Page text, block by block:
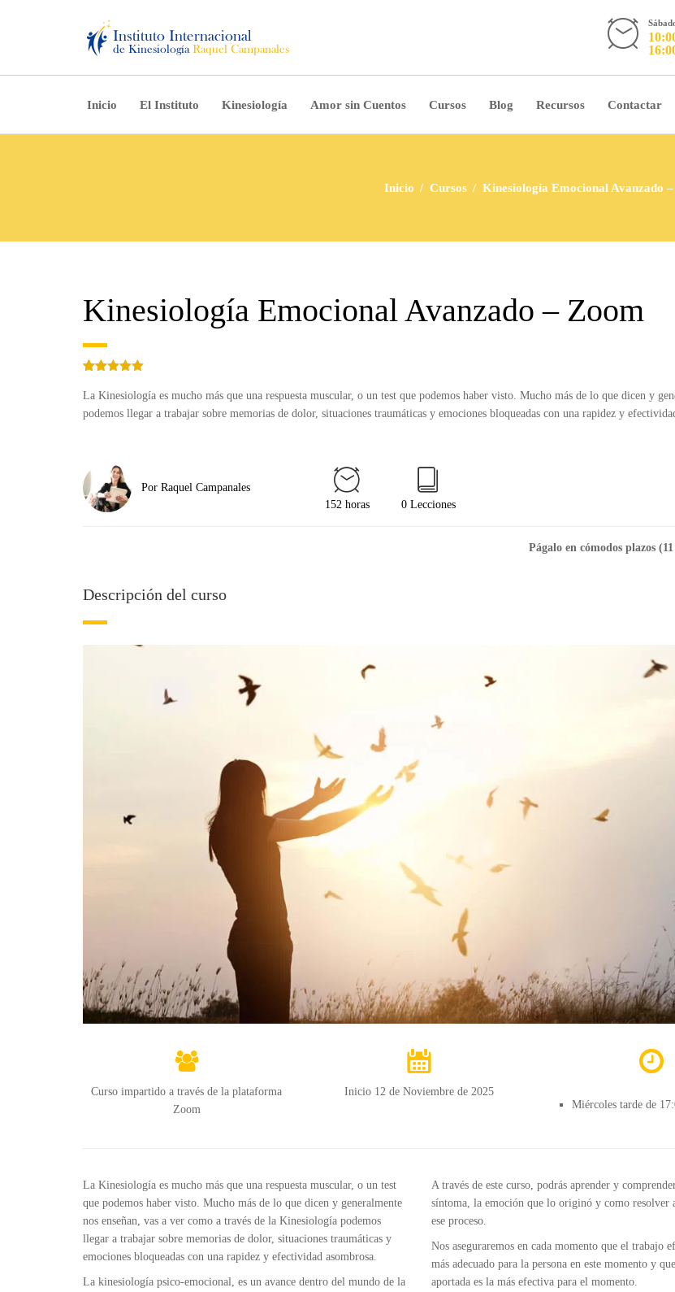
Inicio El Instituto Kinesiología Amor sin Cuentos Cursos Blog Recursos Contactar
Inicio Cursos Kinesiología Emocional Avanzado
Kinesiología Emocional Avanzado – Zoom
La Kinesiología es mucho más que una respuesta muscular, o un test que podemos haber visto. Mucho más de lo que dicen y
podemos llegar a trabajar sobre memorias de dolor, situaciones traumáticas y emociones bloqueadas con una rapidez y
Por Raquel Campanales
152 horas
0 Lecciones
Págalo en cómodos plazos
Descripción del curso
Curso impartido a través de la plataforma
Zoom
Inicio 12 de Noviembre de 2025
Miércoles tarde de
La Kinesiología es mucho más que una respuesta muscular, o un test
que podemos haber visto. Mucho más de lo que dicen y generalmente
nos enseñan, vas a ver como a través de la Kinesiología podemos
llegar a trabajar sobre memorias de dolor, situaciones traumáticas y
emociones bloqueadas con una rapidez y efectividad asombrosa.
La kinesiología psico-emocional, es un avance dentro del mundo de la
A través de este curso, podrás aprender y
síntoma, la emoción que lo originó y como resolver
ese proceso.
Nos aseguraremos en cada momento que el trabajo
más adecuado para la persona en este momento y
aportada es la más efectiva para el momento.